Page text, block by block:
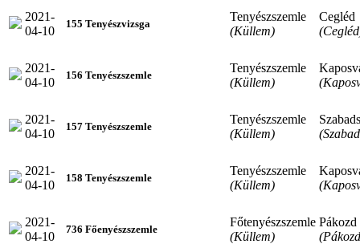
2021-
04-10
155 Tenyészvizsga
Tenyészszemle
(Küllem)
Cegléd
2021-
04-10
156 Tenyészszemle
Tenyészszemle
(Küllem)
2021-
04-10
157 Tenyészszemle
Tenyészszemle
(Küllem)
2021-
04-10
158 Tenyészszemle
Tenyészszemle
(Küllem)
2021-
04-10
736 Főenyészszemle
Főtenyészszemle
(Küllem)
Pákozd